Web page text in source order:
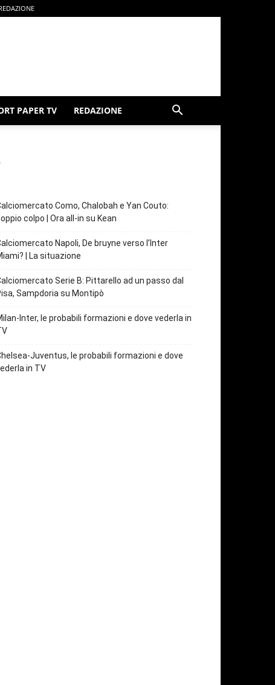
PAPER TV REDAZIONE
Como, Chalobah e Yan Couto:
colpo | Ora all-in su Kean
Napoli, De bruyne verso l’Inter
| La situazione
Serie B: Pittarello ad un passo dal
Sampdoria su Montipò
Inter, le probabili formazioni e dove vederla in
Juventus, le probabili formazioni e dove
in TV